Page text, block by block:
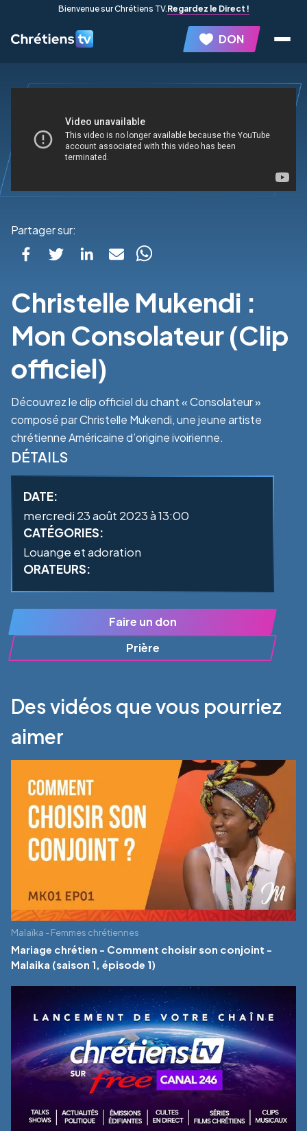
Bienvenue sur Chrétiens TV.Regardez le Direct !
DON
Partager sur:
Christelle Mukendi :
Mon Consolateur (Clip
officiel)
Découvrez le clip officiel du chant « Consolateur »
composé par Christelle Mukendi, une jeune artiste
chrétienne Américaine d’origine ivoirienne.
DÉTAILS
DATE:
mercredi 23 août 2023 à 13:00
CATÉGORIES:
Louange et adoration
ORATEURS:
Faire un don
Prière
Des vidéos que vous pourriez
aimer
Malaïka - Femmes chrétiennes
Mariage chrétien - Comment choisir son conjoint -
Malaika (saison 1, épisode 1)